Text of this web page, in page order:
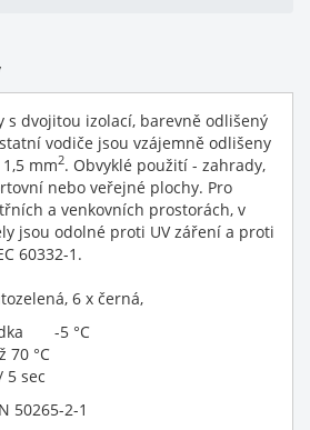
s dvojitou izolací, barevně odlišený
vodiče jsou vzájemně odlišeny
mm2. Obvyklé použití - zahrady,
nebo veřejné plochy. Pro
a venkovních prostorách, v
jsou odolné proti UV záření a proti
60332-1.
6 x černá,
-5 °C
70 °C
sec
50265-2-1